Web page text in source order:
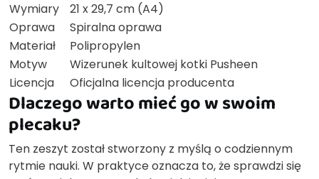
Wymiary
21 x 29,7 cm (A4)
Oprawa
Spiralna oprawa
Materiał
Polipropylen
Motyw
Wizerunek kultowej kotki Pusheen
Licencja
Oficjalna licencja producenta
Dlaczego warto mieć go w swoim
plecaku?
Ten zeszyt został stworzony z myślą o codziennym
rytmie nauki. W praktyce oznacza to, że sprawdzi się